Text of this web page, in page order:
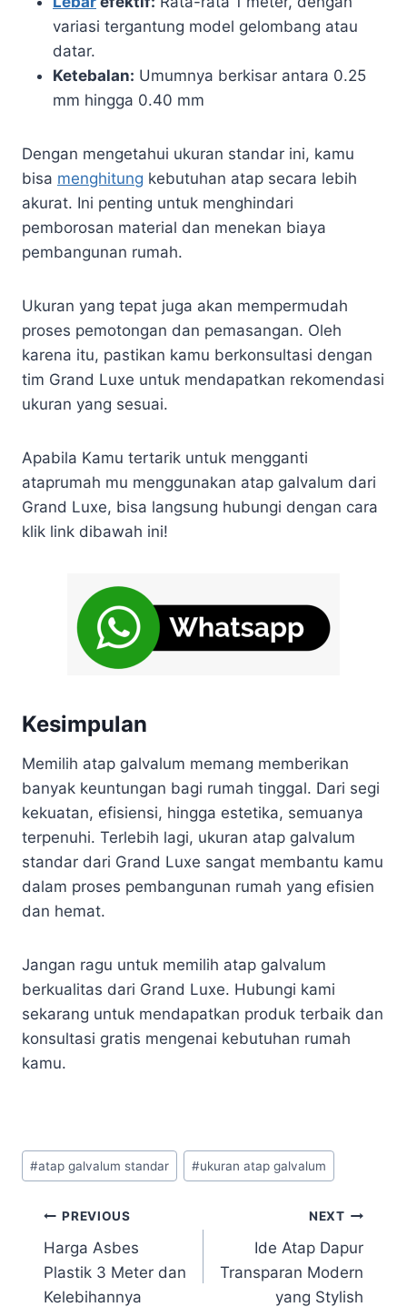
variasi tergantung model gelombang atau
datar.
Ketebalan: Umumnya berkisar antara 0.25
mm hingga 0.40 mm
Dengan mengetahui ukuran standar ini, kamu
bisa menghitung kebutuhan atap secara lebih
akurat. Ini penting untuk menghindari
pemborosan material dan menekan biaya
pembangunan rumah.
Ukuran yang tepat juga akan mempermudah
proses pemotongan dan pemasangan. Oleh
karena itu, pastikan kamu berkonsultasi dengan
tim Grand Luxe untuk mendapatkan rekomendasi
ukuran yang sesuai.
Apabila Kamu tertarik untuk mengganti
ataprumah mu menggunakan atap galvalum dari
Grand Luxe, bisa langsung hubungi dengan cara
klik link dibawah ini!
Kesimpulan
Memilih atap galvalum memang memberikan
banyak keuntungan bagi rumah tinggal. Dari segi
kekuatan, efisiensi, hingga estetika, semuanya
terpenuhi. Terlebih lagi, ukuran atap galvalum
standar dari Grand Luxe sangat membantu kamu
dalam proses pembangunan rumah yang efisien
dan hemat.
Jangan ragu untuk memilih atap galvalum
berkualitas dari Grand Luxe. Hubungi kami
sekarang untuk mendapatkan produk terbaik dan
konsultasi gratis mengenai kebutuhan rumah
kamu.
#atap galvalum standar #ukuran atap galvalum
PREVIOUS
Harga Asbes
Plastik 3 Meter dan
Kelebihannya
NEXT
Ide Atap Dapur
Transparan Modern
yang Stylish